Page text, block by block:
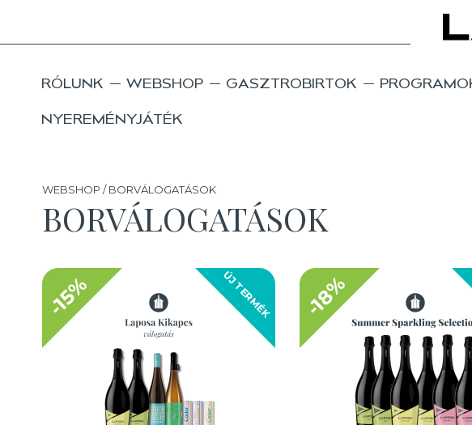
RÓLUNK WEBSHOP GASZTROBIRTOK
NYEREMÉNYJÁTÉK
WEBSHOP / BORVÁLOGATÁSOK
BORVÁLOGATÁSOK
ÚJ TERMÉK
-15% -18%